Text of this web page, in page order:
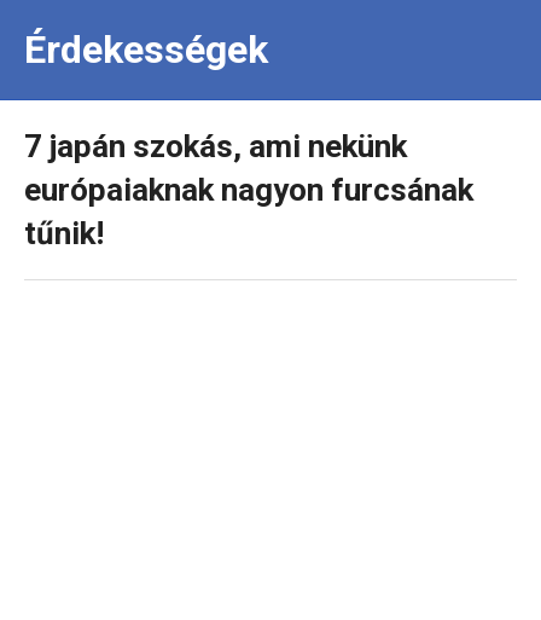
Érdekességek
7 japán szokás, ami nekünk
európaiaknak nagyon furcsának
tűnik!